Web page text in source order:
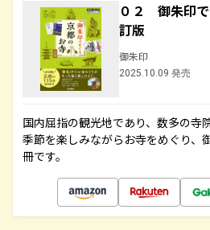
０２ 御朱印
訂版
御朱印
2025.10.09 発売
国内屈指の観光地であり、数多の寺
季節を楽しみながらお寺をめぐり、
冊です。